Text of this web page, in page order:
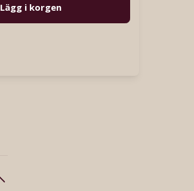
Lägg i korgen